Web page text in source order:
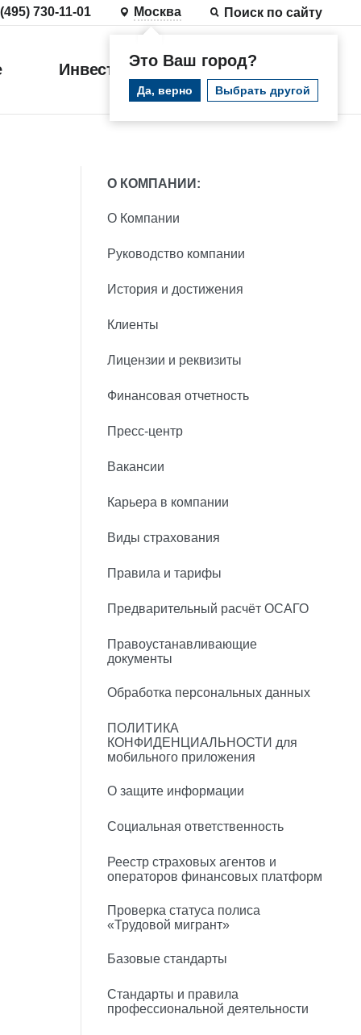
730-11-01 Москва
Это Ваш город?
Да, верно Выбрать другой
Поиск по сайту
Инвестиции
О КОМПАНИИ:
О Компании
Руководство компании
История и достижения
Клиенты
Лицензии и реквизиты
Финансовая отчетность
Пресс-центр
Вакансии
Карьера в компании
Виды страхования
Правила и тарифы
Предварительный расчёт ОСАГО
Правоустанавливающие
документы
Обработка персональных данных
ПОЛИТИКА
КОНФИДЕНЦИАЛЬНОСТИ для
мобильного приложения
О защите информации
Социальная ответственность
Реестр страховых агентов и
операторов финансовых платформ
Проверка статуса полиса
«Трудовой мигрант»
Базовые стандарты
Стандарты и правила
профессиональной деятельности